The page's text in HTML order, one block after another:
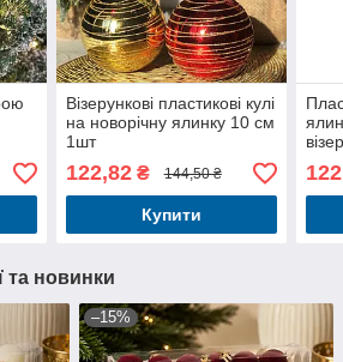
Візерункові пластикові кулі
на новорічну ялинку 10 см
1шт
122,82₴ 144,50 ₴
Купити
та новинки
–15%